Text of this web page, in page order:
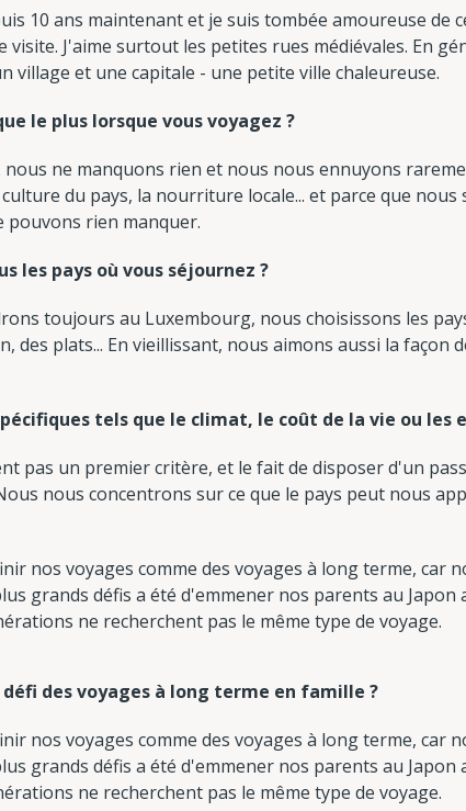
10 ans maintenant et je suis tombée amoureuse de
visite. J'aime surtout les petites rues médiévales. En
village et une capitale - une petite ville chaleureuse.
le plus lorsque vous voyagez ?
ne manquons rien et nous nous ennuyons
du pays, la nourriture locale... et parce que
pouvons rien manquer.
les pays où vous séjournez ?
toujours au Luxembourg, nous choisissons les
des plats... En vieillissant, nous aimons aussi la
tels que le climat, le coût de la vie ou les
pas un premier critère, et le fait de disposer d'un
nous concentrons sur ce que le pays peut nous
nos voyages comme des voyages à long terme, car
grands défis a été d'emmener nos parents au Japon
ne recherchent pas le même type de voyage.
des voyages à long terme en famille ?
nos voyages comme des voyages à long terme, car
grands défis a été d'emmener nos parents au Japon
ne recherchent pas le même type de voyage.